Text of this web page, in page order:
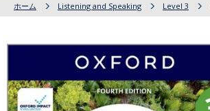
ホーム Listening and Speaking Level 3